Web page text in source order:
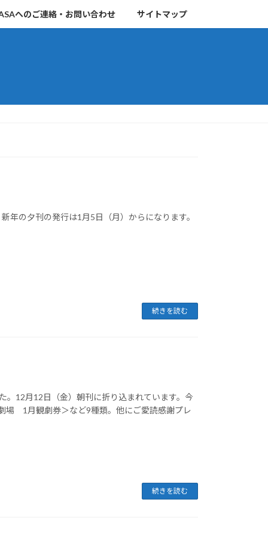
へのご連絡・お問い合わせ サイトマップ
年の夕刊の発行は1月5日（月）からになります。
続きを読む
。12月12日（金）朝刊に折り込まれています。今
場 1月観劇券＞など9種類。他にご愛読感謝プレ
続きを読む